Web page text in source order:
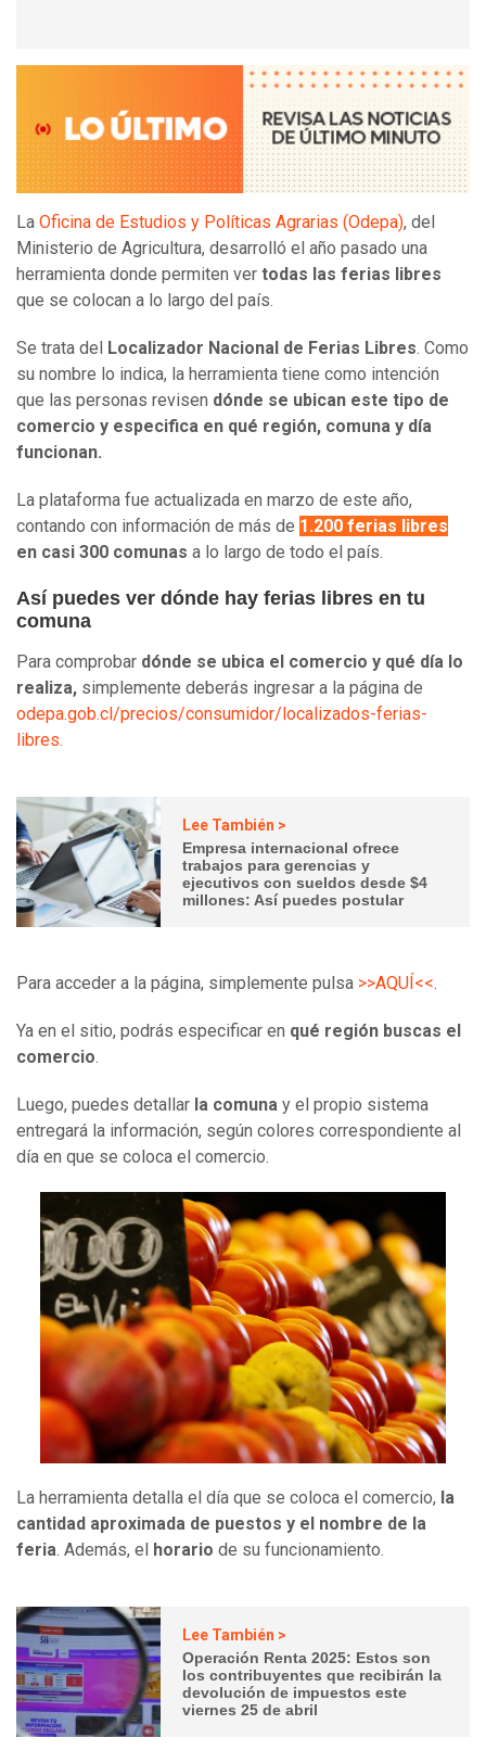
La Oficina de Estudios y Políticas Agrarias (Odepa), del
Ministerio de Agricultura, desarrolló el año pasado una
herramienta donde permiten ver todas las ferias libres
que se colocan a lo largo del país.
Se trata del Localizador Nacional de Ferias Libres. Como
su nombre lo indica, la herramienta tiene como intención
que las personas revisen dónde se ubican este tipo de
comercio y especifica en qué región, comuna y día
funcionan.
La plataforma fue actualizada en marzo de este año,
contando con información de más de 1.200 ferias libres
en casi 300 comunas a lo largo de todo el país.
Así puedes ver dónde hay ferias libres en tu
comuna
Para comprobar dónde se ubica el comercio y qué día lo
realiza, simplemente deberás ingresar a la página de
odepa.gob.cl/precios/consumidor/localizados-ferias-
libres.
Lee También >
Empresa internacional ofrece
trabajos para gerencias y
ejecutivos con sueldos desde $4
millones: Así puedes postular
Para acceder a la página, simplemente pulsa >>AQUÍ<<.
Ya en el sitio, podrás especificar en qué región buscas el
comercio.
Luego, puedes detallar la comuna y el propio sistema
entregará la información, según colores correspondiente al
día en que se coloca el comercio.
La herramienta detalla el día que se coloca el comercio, la
cantidad aproximada de puestos y el nombre de la
feria. Además, el horario de su funcionamiento.
Lee También >
Operación Renta 2025: Estos son
los contribuyentes que recibirán la
devolución de impuestos este
viernes 25 de abril